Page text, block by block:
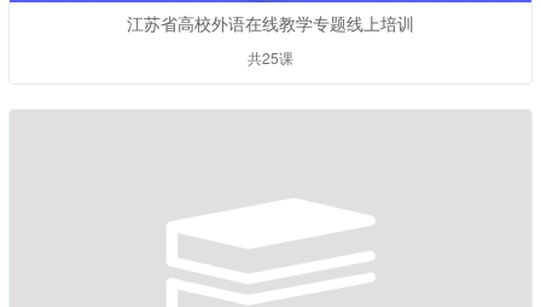
江苏省高校外语在线教学专题线上培训
共25课